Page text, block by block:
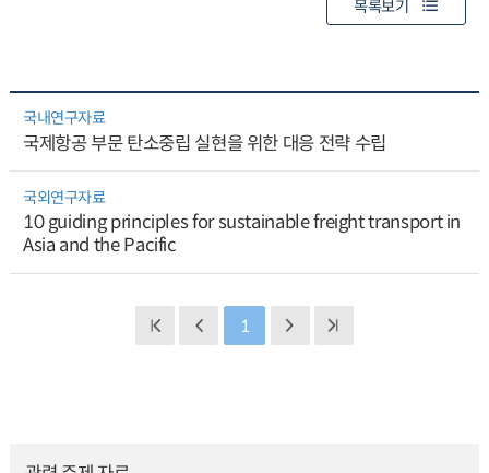
목록보기
국내연구자료
국제항공 부문 탄소중립 실현을 위한 대응 전략 수립
국외연구자료
10 guiding principles for sustainable freight transport in
Asia and the Pacific
1